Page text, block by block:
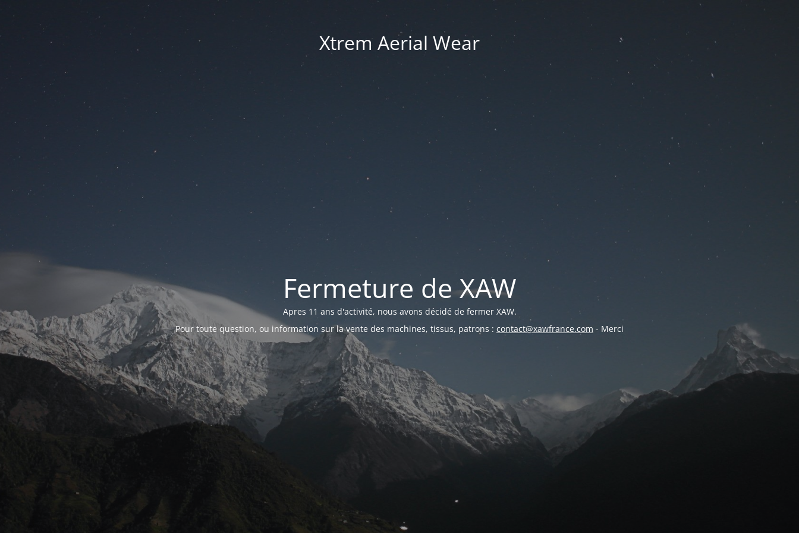
Xtrem Aerial Wear
Fermeture de XAW
Apres 11 ans d'activité, nous avons décidé de fermer XAW.
Pour toute question, ou information sur la vente des machines, tissus, patrons : contact@xawfrance.com - Merci